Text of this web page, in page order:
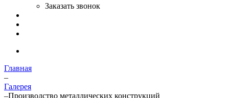
Заказать звонок
Главная
–
Галерея
–Производство металлических конструкций